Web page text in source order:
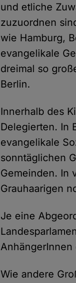
und etliche
zuzuordnen
wie Hamburg,
evangelikale
dreimal so
Berlin.
Innerhalb des
Delegierten. In
evangelikale
sonntäglichen
Gemeinden. In
Grauhaarigen
Je eine
AnhängerInnen
Wie andere